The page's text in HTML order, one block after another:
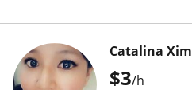
$3/h
Catalina